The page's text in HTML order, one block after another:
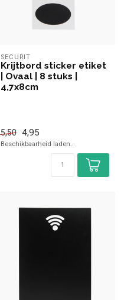
SECURIT
Krijtbord sticker etiket
| Ovaal | 8 stuks |
4,7x8cm
5,50 4,95
Beschikbaarheid laden..